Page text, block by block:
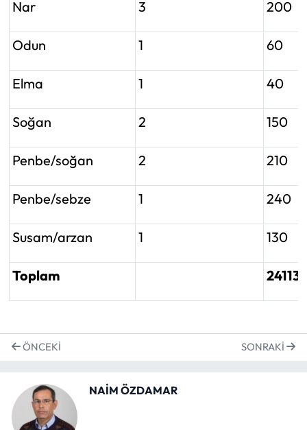
Nar 3 200
Odun 1 60
Elma 1 40
Soğan 2 150
Penbe/soğan 2 210
Penbe/sebze 1 240
Susam/arzan 1 130
Toplam
ÖNCEKI SONRAKI
NAİM ÖZDAMAR